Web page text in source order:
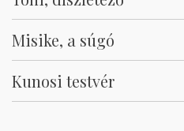
Misike, a súgó
Kunosi testvér